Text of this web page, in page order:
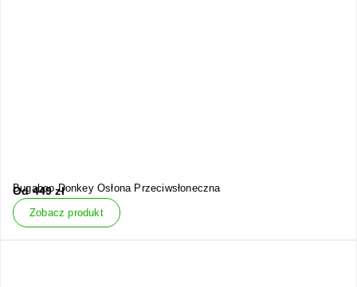
Bugaboo Donkey Osłona Przeciwsłoneczna
Od449zł
Zobacz produkt